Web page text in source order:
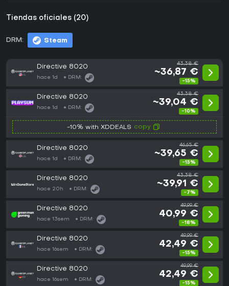
Tiendas oficiales (20)
DRM: Steam
Directive 8020
hace 1d DRM:
43,38 €
~36,87 €
-15%
Directive 8020
hace 1d DRM:
43,38 €
~39,04 €
-10%
-10% with XDDEALS copy
Directive 8020
hace 1d DRM:
46,65 €
~39,65 €
-15%
Directive 8020
hace 20h DRM:
43,38 €
~39,91 €
-7%
Directive 8020
hace 13sem DRM:
49,99 €
40,99 €
-18%
Directive 8020
hace 16sem DRM:
49,99 €
42,49 €
-15%
Directive 8020
hace 16sem DRM:
49,99 €
42,49 €
-15%